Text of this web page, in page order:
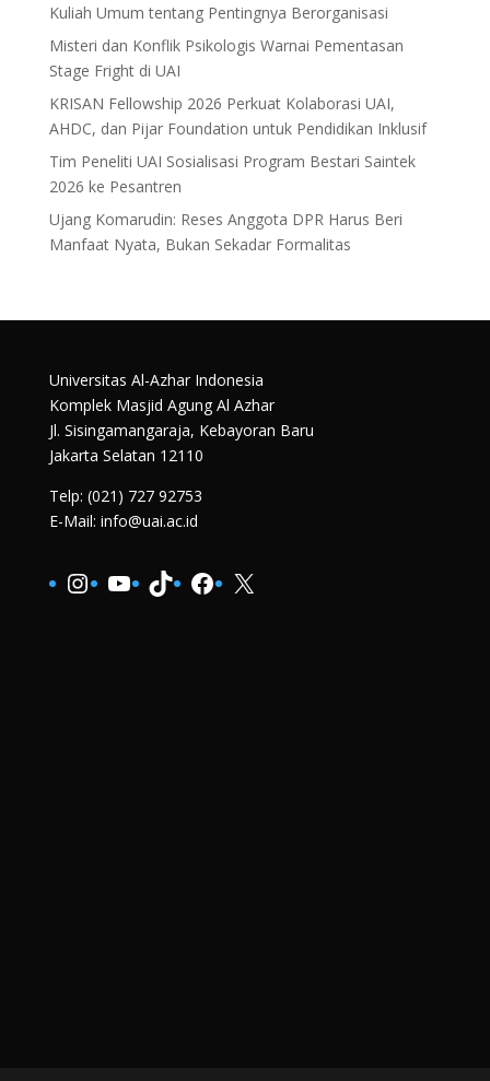
Kuliah Umum tentang Pentingnya Berorganisasi
Misteri dan Konflik Psikologis Warnai Pementasan
Stage Fright di UAI
KRISAN Fellowship 2026 Perkuat Kolaborasi UAI,
AHDC, dan Pijar Foundation untuk Pendidikan Inklusif
Tim Peneliti UAI Sosialisasi Program Bestari Saintek
2026 ke Pesantren
Ujang Komarudin: Reses Anggota DPR Harus Beri
Manfaat Nyata, Bukan Sekadar Formalitas
Universitas Al-Azhar Indonesia
Komplek Masjid Agung Al Azhar
Jl. Sisingamangaraja, Kebayoran Baru
Jakarta Selatan 12110
Telp: (021) 727 92753
E-Mail: info@uai.ac.id
Instagram
YouTube
TikTokFacebook
X